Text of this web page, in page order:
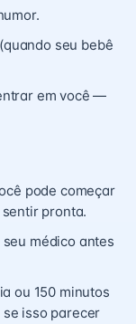
seu bebê
em você —
pode começar
pronta.
médico antes
ou 150 minutos
isso parecer